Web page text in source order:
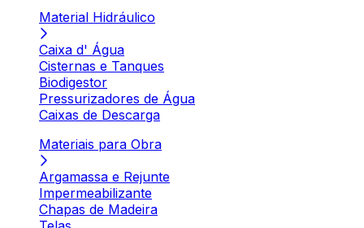
Material Hidráulico
Caixa d' Água
Cisternas e Tanques
Biodigestor
Pressurizadores de Água
Caixas de Descarga
Materiais para Obra
Argamassa e Rejunte
Impermeabilizante
Chapas de Madeira